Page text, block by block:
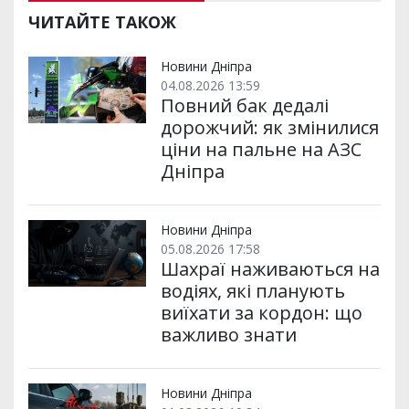
р
и
и
b
o
k
t
e
l
m p
ЧИТАЙТЕ ТАКОЖ
Новини Дніпра
04.08.2026 13:59
Повний бак дедалі
дорожчий: як змінилися
ціни на пальне на АЗС
Дніпра
Новини Дніпра
05.08.2026 17:58
Шахраї наживаються на
водіях, які планують
виїхати за кордон: що
важливо знати
Новини Дніпра